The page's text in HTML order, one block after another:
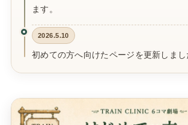
ます。
2026.5.10
初めての方へ向けたページを更新しまし